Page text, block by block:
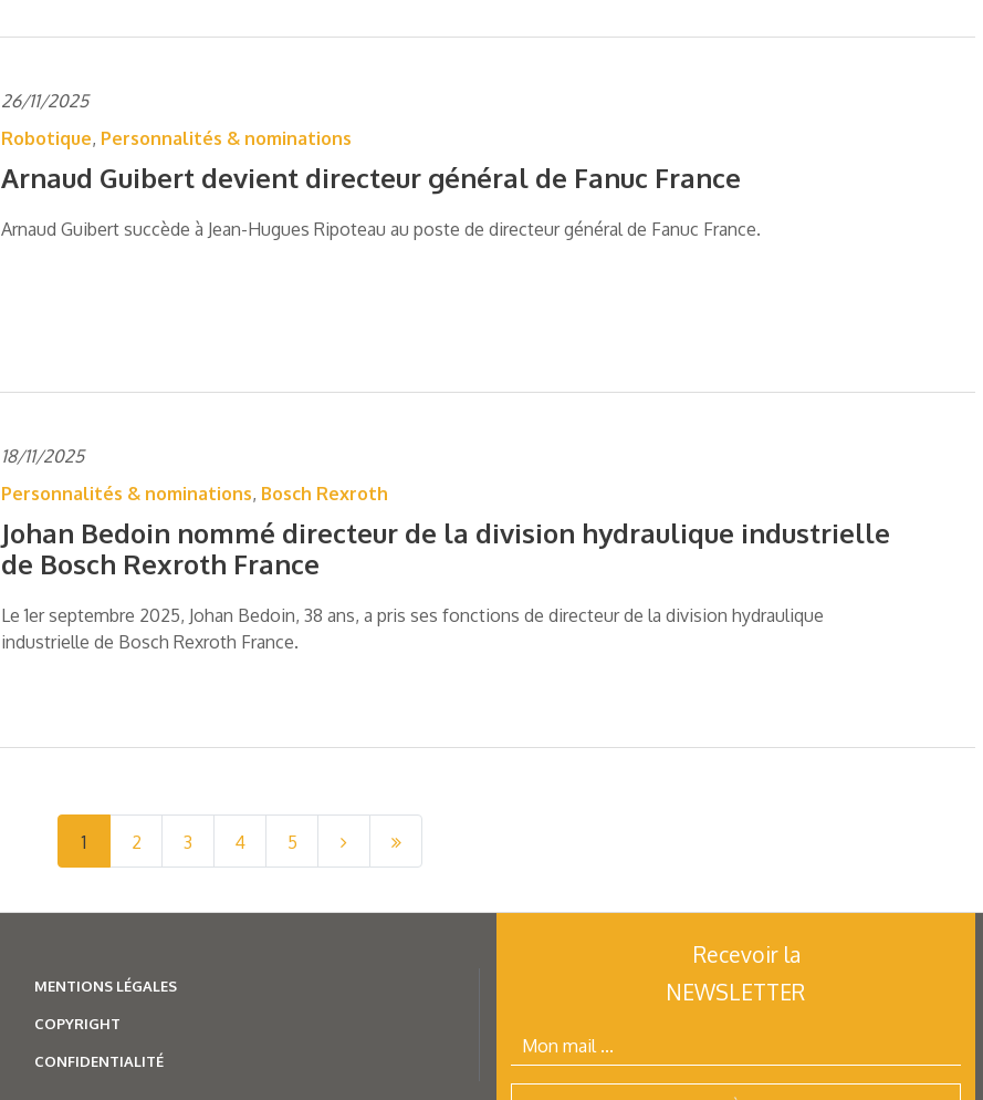
26/11/2025
Robotique, Personnalités & nominations
Arnaud Guibert devient directeur général de Fanuc France
Arnaud Guibert succède à Jean-Hugues Ripoteau au poste de directeur général de Fanuc France.
18/11/2025
Personnalités & nominations, Bosch Rexroth
Johan Bedoin nommé directeur de la division hydraulique industrielle
de Bosch Rexroth France
Le 1er septembre 2025, Johan Bedoin, 38 ans, a pris ses fonctions de directeur de la division hydraulique
industrielle de Bosch Rexroth France.
1 2 3 4 5
MENTIONS LÉGALES
COPYRIGHT
CONFIDENTIALITÉ
Recevoir la
NEWSLETTER